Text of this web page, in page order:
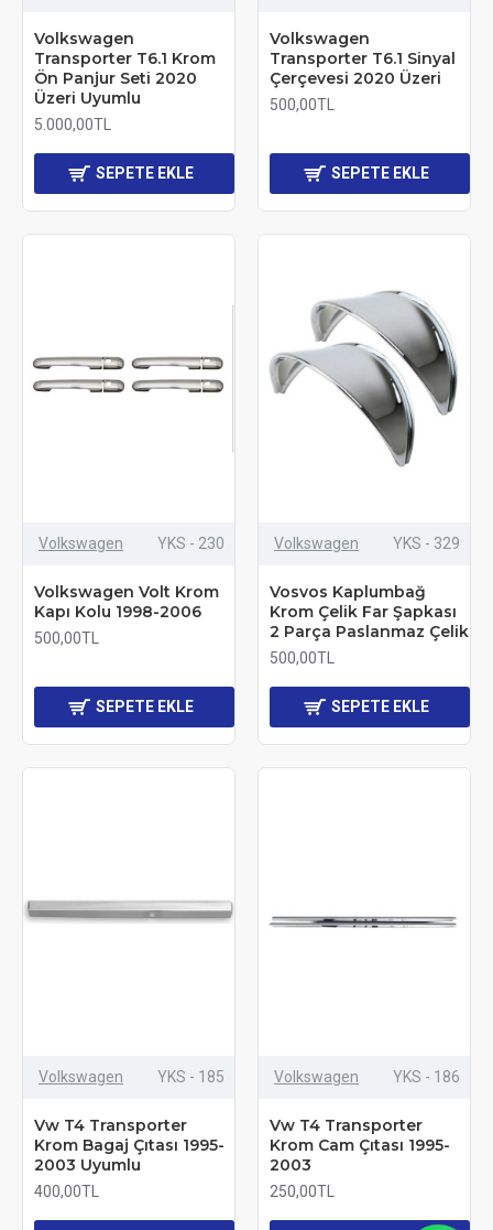
Volkswagen
Transporter T6.1 Krom
Ön Panjur Seti 2020
Üzeri Uyumlu
5.000,00TL
SEPETE EKLE
Volkswagen
Transporter T6.1 Sinyal
Çerçevesi 2020 Üzeri
500,00TL
SEPETE EKLE
Volkswagen YKS - 230
Volkswagen Volt Krom
Kapı Kolu 1998-2006
500,00TL
SEPETE EKLE
Volkswagen YKS - 329
Vosvos Kaplumbağ
Krom Çelik Far Şapkası
2 Parça Paslanmaz Çelik
500,00TL
SEPETE EKLE
Volkswagen YKS - 185
Vw T4 Transporter
Krom Bagaj Çıtası 1995-
2003 Uyumlu
400,00TL
Volkswagen YKS - 186
Vw T4 Transporter
Krom Cam Çıtası 1995-
2003
250,00TL